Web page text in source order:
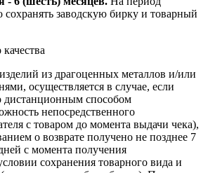
сохранять заводскую бирку и товарный
из драгоценных металлов и/или
осуществляется в случае, если
дистанционным способом
непосредственного
с товаром до момента выдачи чека),
о возврате получено не позднее 7
с момента получения
сохранения товарного вида и